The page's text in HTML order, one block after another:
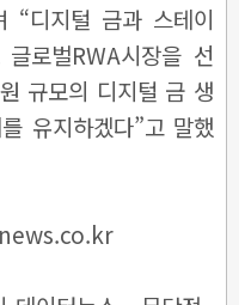
“디지털 금과 스테이
로벌RWA시장을 선
규모의 디지털 금 생
유지하겠다”고 말했